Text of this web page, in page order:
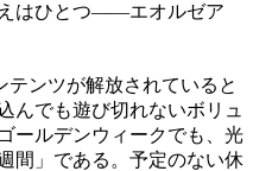
はひとつ——エオルゼア
ンツが解放されていると
んでも遊び切れないボリュ
ールデンウィークでも、光
間」である。予定のない休